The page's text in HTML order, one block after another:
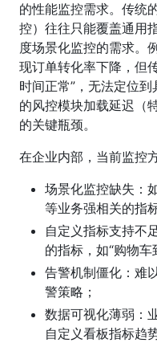
的性能监控需求。传统
控）往往只能覆盖通用
度场景化监控的需求。
现订单转化率下降，但
时间正常”，无法定位
的风控模块加载延迟（
的关键瓶颈。
在企业内部，当前监控
场景化监控缺失：
等业务强相关的指
自定义指标支持不
的指标，如“购物车
告警机制僵化：难
警策略；
数据可视化薄弱：
自定义看板指标趋